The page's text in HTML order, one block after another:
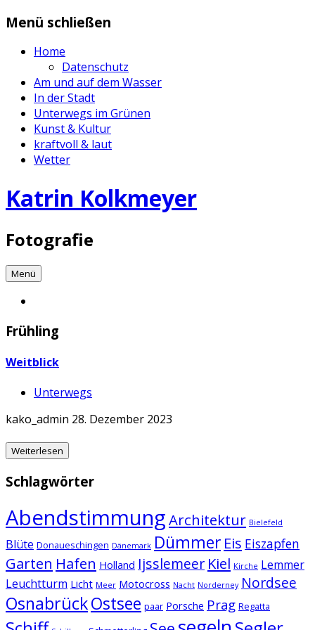
Zum
springen
Menü schließen
Home
Datenschutz
Am und auf dem Wasser
In der Stadt
Unterwegs im Grünen
Kunst & Kultur
kraftvoll & laut
Wetter
Katrin Kolkmeyer
Fotografie
Menü
Frühling
Weitblick
Unterwegs
kako_admin 28. Dezember 2023
Weiterlesen
Schlagwörter
AbendstimmungArchitektur Bielefeld
Blüte Donaueschingen Dänemark Dümmer Eis Eiszapfen
Garten Hafen Holland Ijsslemeer Kiel Kirche Lemmer
Leuchtturm Licht Meer Motocross Nacht Norderney Nordsee
OsnabrückOstsee paar Porsche Prag Regatta